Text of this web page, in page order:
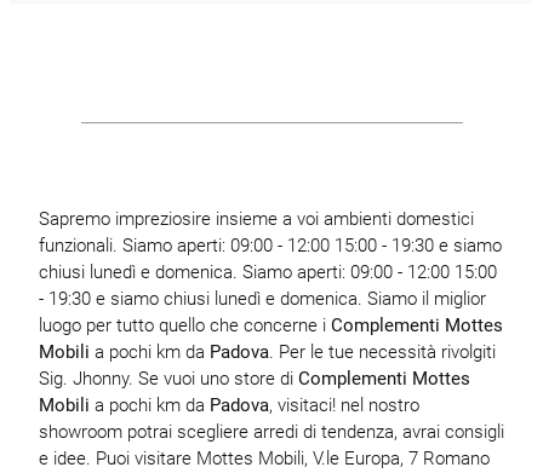
Sapremo impreziosire insieme a voi ambienti domestici
funzionali. Siamo aperti: 09:00 - 12:00 15:00 - 19:30 e siamo
chiusi lunedì e domenica. Siamo aperti: 09:00 - 12:00 15:00
- 19:30 e siamo chiusi lunedì e domenica. Siamo il miglior
luogo per tutto quello che concerne i Complementi Mottes
Mobili a pochi km da Padova. Per le tue necessità rivolgiti
Sig. Jhonny. Se vuoi uno store di Complementi Mottes
Mobili a pochi km da Padova, visitaci! nel nostro
showroom potrai scegliere arredi di tendenza, avrai consigli
e idee. Puoi visitare Mottes Mobili, V.le Europa, 7 Romano